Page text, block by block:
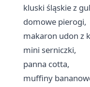
kluski śląskie z
domowe pierogi,
makaron udon z
mini serniczki,
panna cotta,
muffiny